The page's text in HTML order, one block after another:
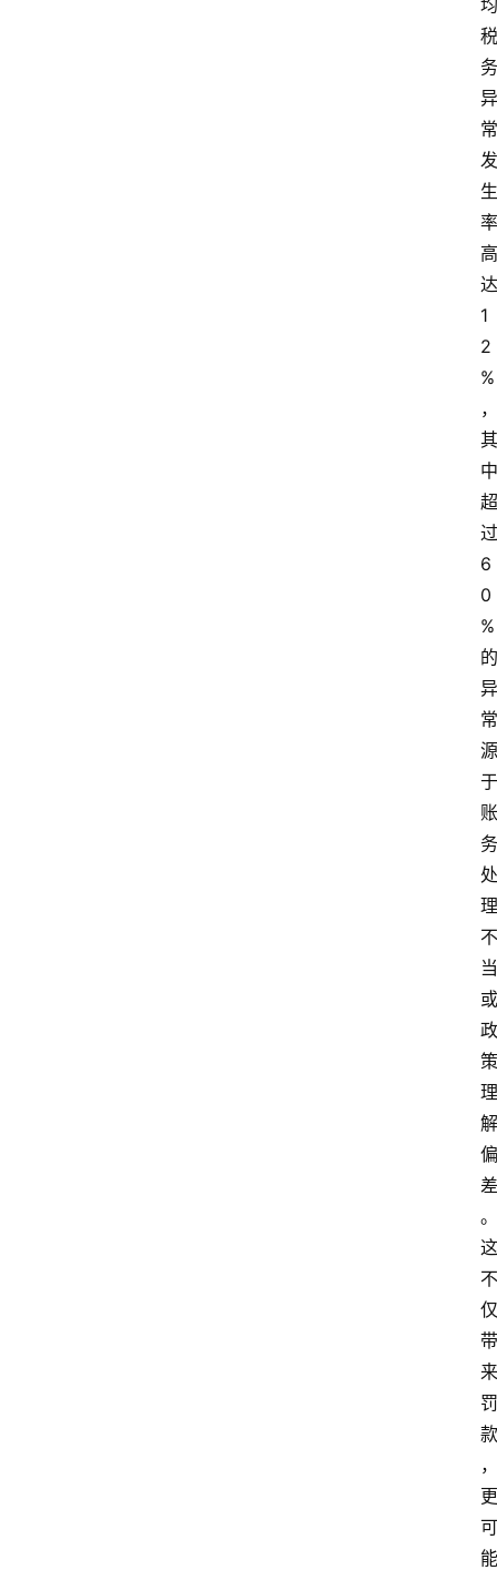
均
税
务
异
常
发
生
率
高
达
1
2
%
，
其
中
超
过
6
0
%
的
异
常
源
于
账
务
处
理
不
当
或
政
策
理
解
偏
差
。
这
不
仅
带
来
罚
款
，
更
可
能